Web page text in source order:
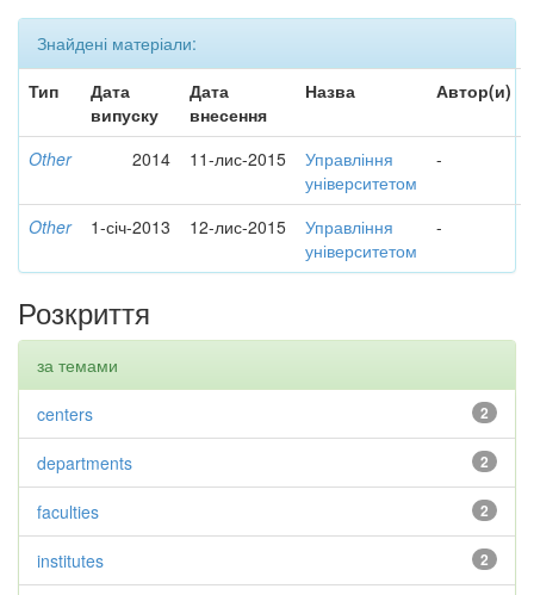
Знайдені матеріали:
Тип
Дата
випуску
Дата
внесення
Назва Автор(и)
Other 2014 11-лис-2015
Управління
університетом
-
Other 1-січ-2013 12-лис-2015
Управління
університетом
-
Розкриття
за темами
2
centers
2
departments
2
faculties
2
institutes